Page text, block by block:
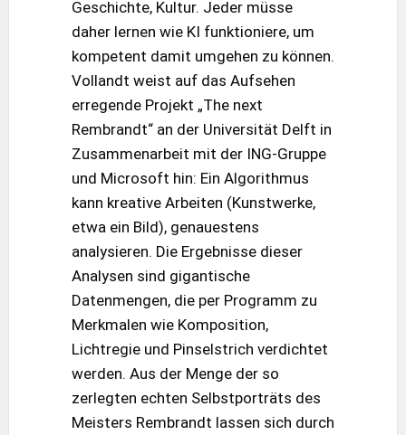
Geschichte, Kultur. Jeder müsse
daher lernen wie KI funktioniere, um
kompetent damit umgehen zu können.
Vollandt weist auf das Aufsehen
erregende Projekt „The next
Rembrandt“ an der Universität Delft in
Zusammenarbeit mit der ING-Gruppe
und Microsoft hin: Ein Algorithmus
kann kreative Arbeiten (Kunstwerke,
etwa ein Bild), genauestens
analysieren. Die Ergebnisse dieser
Analysen sind gigantische
Datenmengen, die per Programm zu
Merkmalen wie Komposition,
Lichtregie und Pinselstrich verdichtet
werden. Aus der Menge der so
zerlegten echten Selbstporträts des
Meisters Rembrandt lassen sich durch